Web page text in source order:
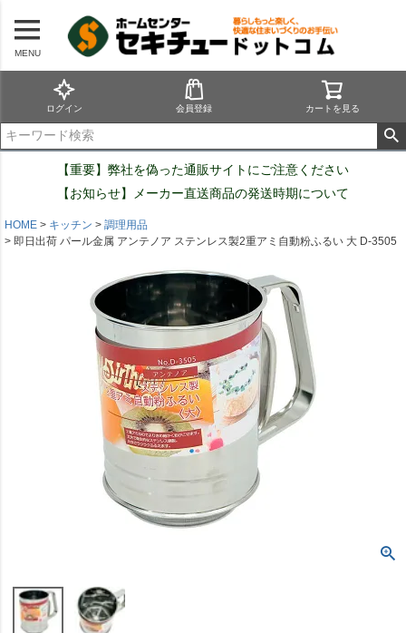
MENU
ログイン 会員登録 カートを見る
【重要】弊社を偽った通販サイトにご注意ください
【お知らせ】メーカー直送商品の発送時期について
HOME キッチン
調理用品
即日出荷 パール金属 アンテノア ステンレス製2重アミ自動粉ふるい 大 D-3505